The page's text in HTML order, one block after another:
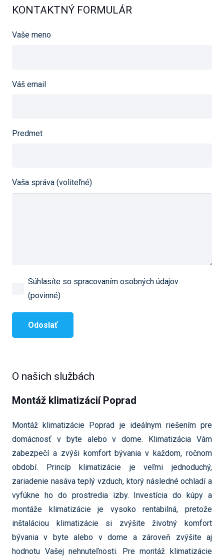
KONTAKTNÝ FORMULÁR
Vaše meno
Váš email
Predmet
Vaša správa (voliteľné)
Súhlasíte so spracovaním osobných údajov
(povinné)
O našich službách
Montáž klimatizácií Poprad
Montáž klimatizácie Poprad je ideálnym riešením pre
domácnosť v byte alebo v dome. Klimatizácia Vám
zabezpečí a zvýši komfort bývania v každom, ročnom
období. Princíp klimatizácie je veľmi jednoduchý,
zariadenie nasáva teplý vzduch, ktorý následné ochladí a
vyfúkne ho do prostredia izby. Investícia do kúpy a
montáže klimatizácie je vysoko rentabilná, pretože
inštaláciou klimatizácie si zvýšite životný komfort
bývania v byte alebo v dome a zároveň zvýšite aj
hodnotu Vašej nehnuteľnosti. Pre montáž klimatizácie